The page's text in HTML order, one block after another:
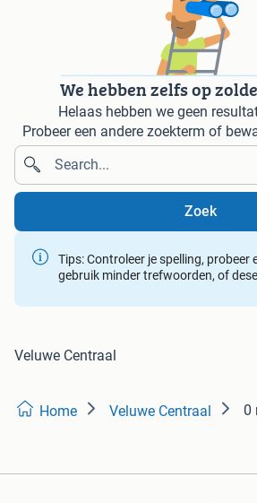
We hebben zelfs op
Helaas hebben we geen
Probeer een andere zoekterm of
Zoek
Tips: Controleer je spelling, probeer
gebruik minder trefwoorden, of
Veluwe Centraal
Home Veluwe Centraal 0